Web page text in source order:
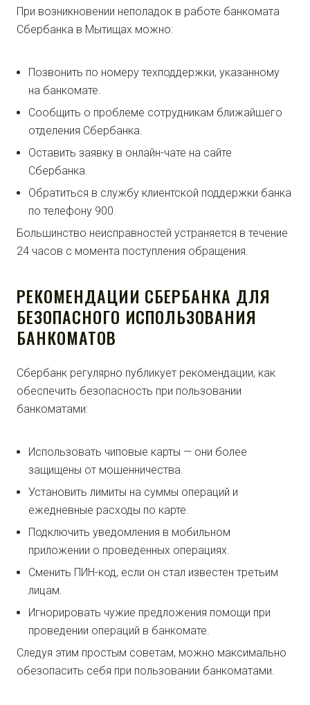
При возникновении неполадок в работе банкомата
Сбербанка в Мытищах можно:
Позвонить по номеру техподдержки, указанному
на банкомате.
Сообщить о проблеме сотрудникам ближайшего
отделения Сбербанка.
Оставить заявку в онлайн-чате на сайте
Сбербанка.
Обратиться в службу клиентской поддержки банка
по телефону 900.
Большинство неисправностей устраняется в течение
24 часов с момента поступления обращения.
РЕКОМЕНДАЦИИ СБЕРБАНКА ДЛЯ
БЕЗОПАСНОГО ИСПОЛЬЗОВАНИЯ
БАНКОМАТОВ
Сбербанк регулярно публикует рекомендации, как
обеспечить безопасность при пользовании
банкоматами:
Использовать чиповые карты — они более
защищены от мошенничества.
Установить лимиты на суммы операций и
ежедневные расходы по карте.
Подключить уведомления в мобильном
приложении о проведенных операциях.
Сменить ПИН-код, если он стал известен третьим
лицам.
Игнорировать чужие предложения помощи при
проведении операций в банкомате.
Следуя этим простым советам, можно максимально
обезопасить себя при пользовании банкоматами.